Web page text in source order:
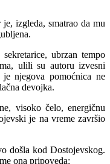
izgleda, smatrao da mu
ubrzan tempo
ulili su autoru izvesni
njegova pomoćnica ne
devojka.
visoko čelo, energičnu
je na vreme završio
došla kod Dostojevskog.
ona pripoveda: